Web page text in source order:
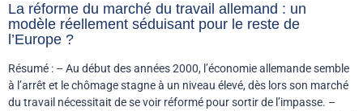
La réforme du marché du travail allemand : un
modèle réellement séduisant pour le reste de
l’Europe ?
Résumé : – Au début des années 2000, l’économie allemande semble
à l’arrêt et le chômage stagne à un niveau élevé, dès lors son marché
du travail nécessitait de se voir réformé pour sortir de l’impasse. –